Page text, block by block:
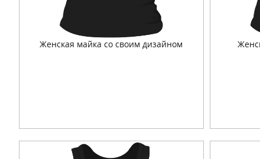
Женская майка со своим дизайном